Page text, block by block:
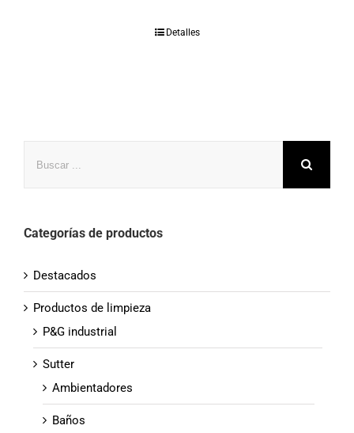
Detalles
Categorías de productos
Destacados
Productos de limpieza
P&G industrial
Sutter
Ambientadores
Baños